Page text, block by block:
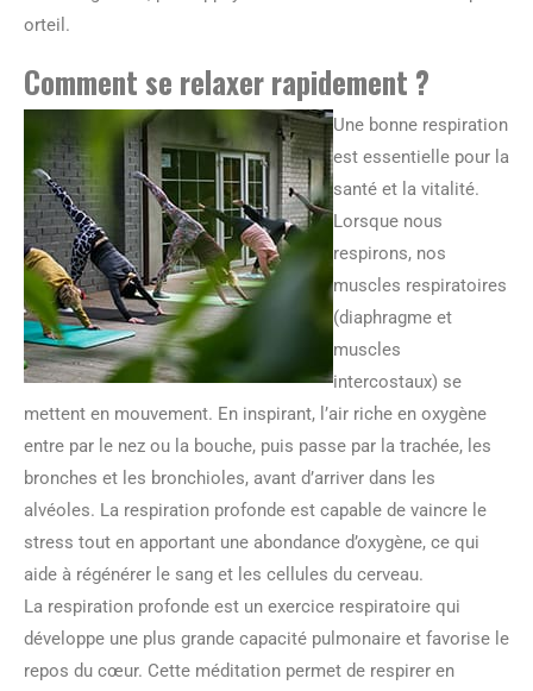
orteil.
Comment se relaxer rapidement ?
Une bonne respiration
est essentielle pour la
santé et la vitalité.
Lorsque nous
respirons, nos
muscles respiratoires
(diaphragme et
muscles
intercostaux) se
mettent en mouvement. En inspirant, l’air riche en oxygène
entre par le nez ou la bouche, puis passe par la trachée, les
bronches et les bronchioles, avant d’arriver dans les
alvéoles. La respiration profonde est capable de vaincre le
stress tout en apportant une abondance d’oxygène, ce qui
aide à régénérer le sang et les cellules du cerveau.
La respiration profonde est un exercice respiratoire qui
développe une plus grande capacité pulmonaire et favorise le
repos du cœur. Cette méditation permet de respirer en